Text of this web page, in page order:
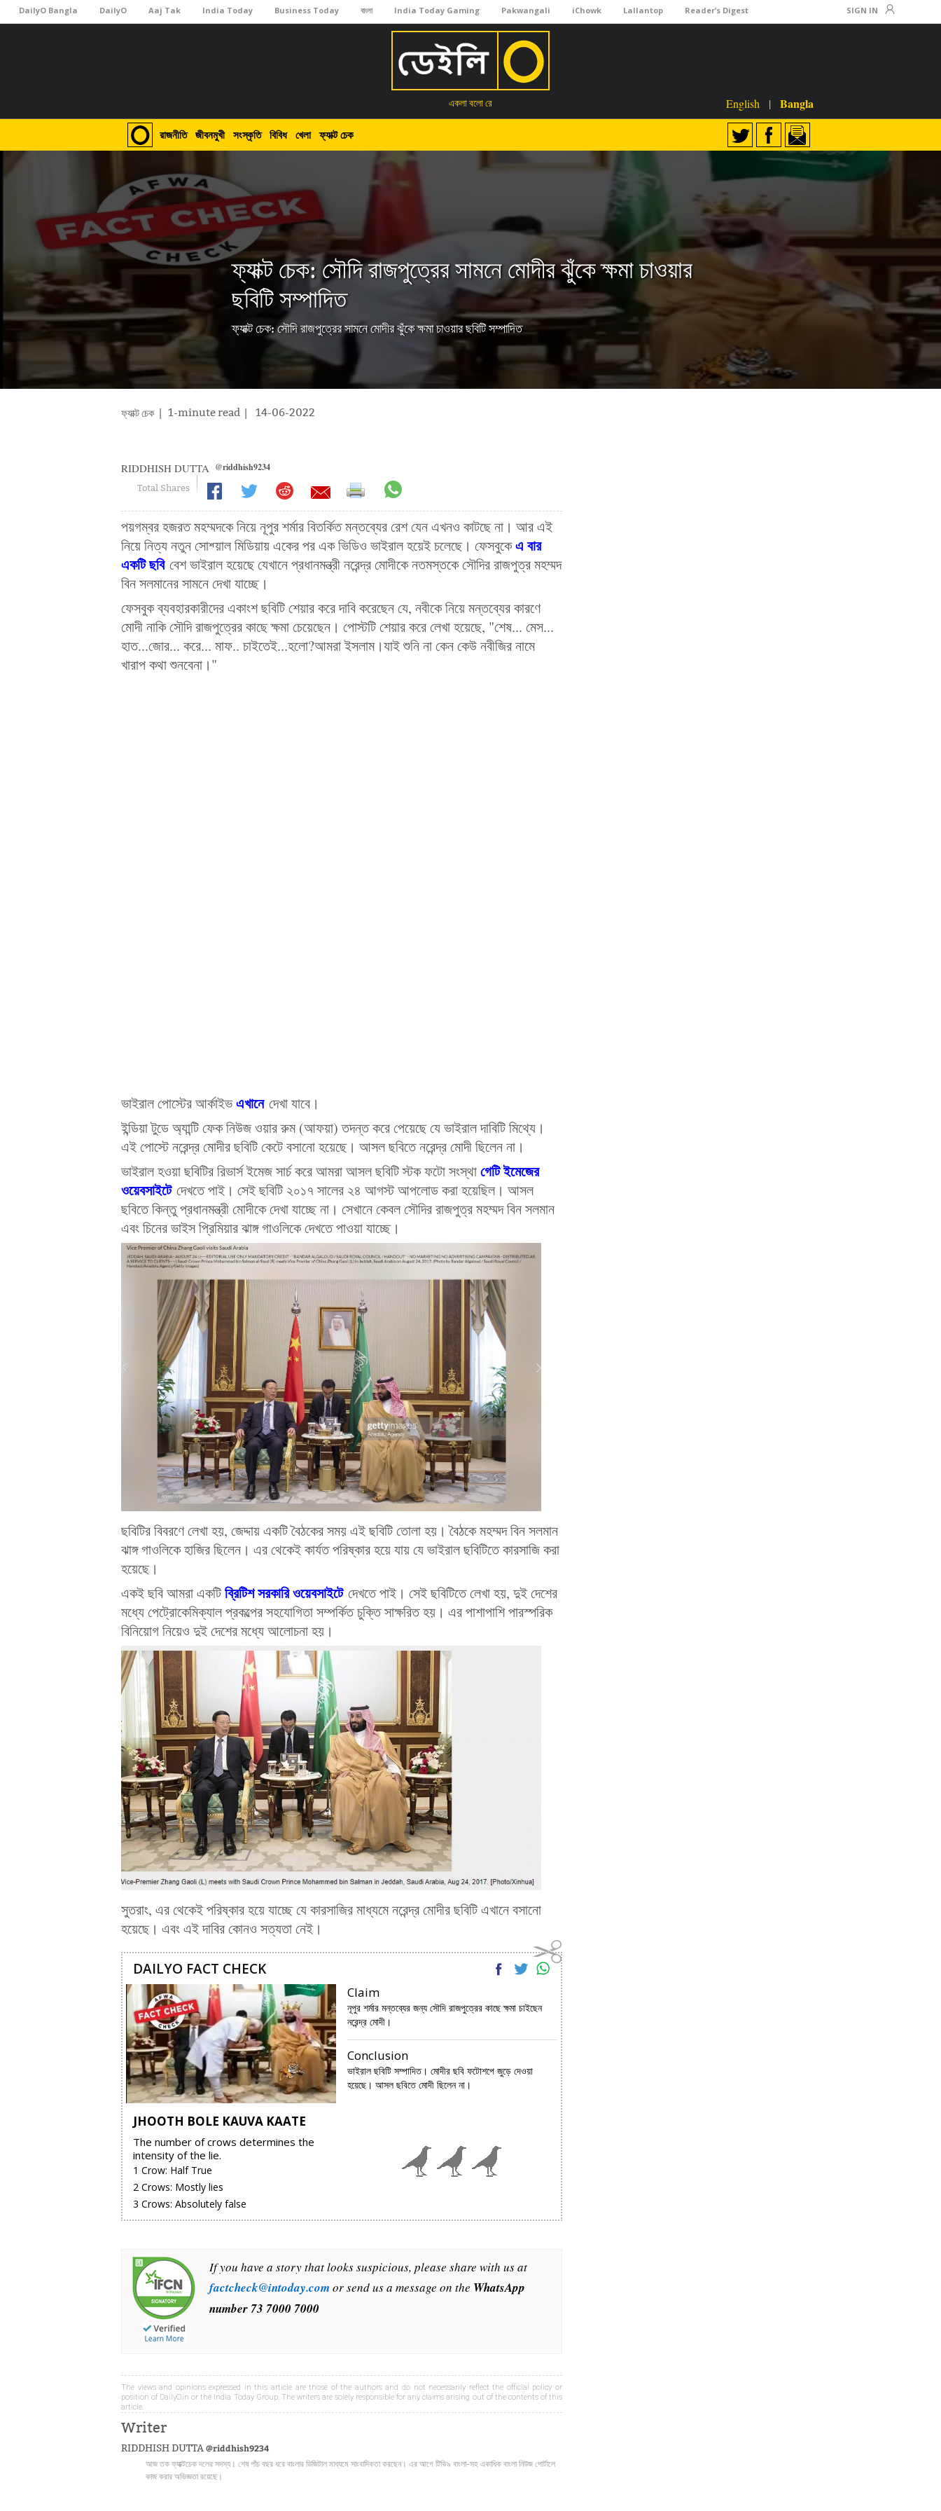
DailyO Bangla DailyO Aaj Tak India Today Business Today বাংলা India Today Gaming Pakwangali iChowk Lallantop Reader’s Digest SIGN IN
একলা বলো রে English | Bangla
রাজনীতি জীবনমুখী সংস্কৃতি বিবিধ খেলা ফ্যাক্ট চেক
ফ্যাক্ট চেক: সৌদি রাজপুত্রের সামনে মোদীর ঝুঁকে ক্ষমা চাওয়ার
ছবিটি সম্পাদিত
ফ্যাক্ট চেক: সৌদি রাজপুত্রের সামনে মোদীর ঝুঁকে ক্ষমা চাওয়ার ছবিটি সম্পাদিত
ফ্যাক্ট চেক | 1-minute read | 14-06-2022
RIDDHISH DUTTA @riddhish9234
Total Shares
পয়গম্বর হজরত মহম্মদকে নিয়ে নূপুর শর্মার বিতর্কিত মন্তব্যের রেশ যেন এখনও কাটছে না। আর এই
নিয়ে নিত্য নতুন সোশ্য়াল মিডিয়ায় একের পর এক ভিডিও ভাইরাল হয়েই চলেছে। ফেসবুকেএ বার
একটি ছবিবেশ ভাইরাল হয়েছে যেখানে প্রধানমন্ত্রী নরেন্দ্র মোদীকে নতমস্তকে সৌদির রাজপুত্র মহম্মদ
বিন সলমানের সামনে দেখা যাচ্ছে।
ফেসবুক ব্যবহারকারীদের একাংশ ছবিটি শেয়ার করে দাবি করেছেন যে, নবীকে নিয়ে মন্তব্যের কারণে
মোদী নাকি সৌদি রাজপুত্রের কাছে ক্ষমা চেয়েছেন। পোস্টটি শেয়ার করে লেখা হয়েছে, "শেষ... মেস...
হাত...জোর... করে... মাফ.. চাইতেই...হলো?আমরা ইসলাম।যাই শুনি না কেন কেউ নবীজির নামে
খারাপ কথা শুনবেনা।"
ভাইরাল পোস্টের আর্কাইভএখানেদেখা যাবে।
ইন্ডিয়া টুডে অ্যান্টি ফেক নিউজ ওয়ার রুম (আফয়া) তদন্ত করে পেয়েছে যে ভাইরাল দাবিটি মিথ্যে।
এই পোস্টে নরেন্দ্র মোদীর ছবিটি কেটে বসানো হয়েছে। আসল ছবিতে নরেন্দ্র মোদী ছিলেন না।
ভাইরাল হওয়া ছবিটির রিভার্স ইমেজ সার্চ করে আমরা আসল ছবিটি স্টক ফটো সংস্থাগেটি ইমেজের
ওয়েবসাইটেদেখতে পাই। সেই ছবিটি ২০১৭ সালের ২৪ আগস্ট আপলোড করা হয়েছিল। আসল
ছবিতে কিন্তু প্রধানমন্ত্রী মোদীকে দেখা যাচ্ছে না। সেখানে কেবল সৌদির রাজপুত্র মহম্মদ বিন সলমান
এবং চিনের ভাইস প্রিমিয়ার ঝাঙ্গ গাওলিকে দেখতে পাওয়া যাচ্ছে।
ছবিটির বিবরণে লেখা হয়, জেদ্দায় একটি বৈঠকের সময় এই ছবিটি তোলা হয়। বৈঠকে মহম্মদ বিন সলমান
ঝাঙ্গ গাওলিকে হাজির ছিলেন। এর থেকেই কার্যত পরিষ্কার হয়ে যায় যে ভাইরাল ছবিটিতে কারসাজি করা
হয়েছে।
একই ছবি আমরা একটিব্রিটিশ সরকারি ওয়েবসাইটেদেখতে পাই। সেই ছবিটিতে লেখা হয়, দুই দেশের
মধ্যে পেট্রোকেমিক্যাল প্রকল্পের সহযোগিতা সম্পর্কিত চুক্তি সাক্ষরিত হয়। এর পাশাপাশি পারস্পরিক
বিনিয়োগ নিয়েও দুই দেশের মধ্যে আলোচনা হয়।
সুতরাং, এর থেকেই পরিষ্কার হয়ে যাচ্ছে যে কারসাজির মাধ্যমে নরেন্দ্র মোদীর ছবিটি এখানে বসানো
হয়েছে। এবং এই দাবির কোনও সত্যতা নেই।
DAILYO FACT CHECK
Claim
নূপুর শর্মার মন্তব্যের জন্য সৌদি রাজপুত্রের কাছে ক্ষমা চাইছেন
নরেন্দ্র মোদী।
Conclusion
ভাইরাল ছবিটি সম্পাদিত। মোদীর ছবি ফটোশপে জুড়ে দেওয়া
হয়েছে। আসল ছবিতে মোদী ছিলেন না।
JHOOTH BOLE KAUVA KAATE
The number of crows determines the
intensity of the lie.
1 Crow: Half True
2 Crows: Mostly lies
3 Crows: Absolutely false
If you have a story that looks suspicious, please share with us at
factcheck@intoday.com or send us a message on the WhatsApp
number 73 7000 7000
The views and opinions expressed in this article are those of the authors and do not necessarily reflect the official policy or
position of DailyO.in or the India Today Group. The writers are solely responsible for any claims arising out of the contents of this
article.
Writer
RIDDHISH DUTTA@riddhish9234
আজ তক ফ্যাক্টচেক দলের সদস্য। শেষ পাঁচ বছর ধরে বাংলার ডিজিটাল মাধ্যমে সাংবাদিকতা করছেন। এর আগে টিভি৯ বাংলা-সহ একাধিক বাংলা নিউজ পোর্টালে
কাজ করার অভিজ্ঞতা রয়েছে।